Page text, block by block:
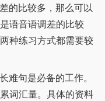
的比较多，那么可以
语音语调差的比较
种练习方式都需要较
难句是必备的工作。
词汇量。具体的资料